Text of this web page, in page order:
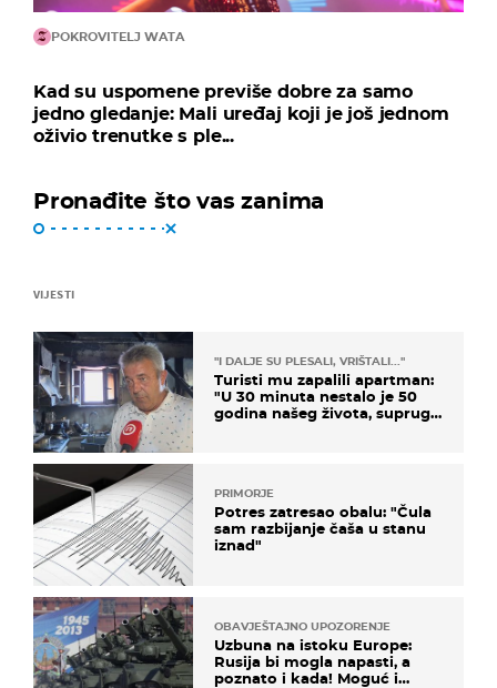
POKROVITELJ WATA
Kad su uspomene previše dobre za samo
jedno gledanje: Mali uređaj koji je još jednom
oživio trenutke s ple...
Pronađite što vas zanima
VIJESTI
"I DALJE SU PLESALI, VRIŠTALI..."
Turisti mu zapalili apartman:
"U 30 minuta nestalo je 50
godina našeg života, supruga
PRIMORJE
Potres zatresao obalu: "Čula
sam razbijanje čaša u stanu
iznad"
OBAVJEŠTAJNO UPOZORENJE
Uzbuna na istoku Europe:
Rusija bi mogla napasti, a
poznato i kada! Moguć i